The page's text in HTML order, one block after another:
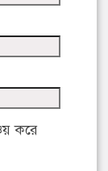
করে